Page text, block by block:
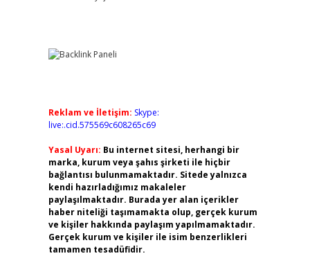
Reklam ve İletişim: Skype:
live:.cid.575569c608265c69
Yasal Uyarı: Bu internet sitesi, herhangi bir
marka, kurum veya şahıs şirketi ile hiçbir
bağlantısı bulunmamaktadır. Sitede yalnızca
kendi hazırladığımız makaleler
paylaşılmaktadır. Burada yer alan içerikler
haber niteliği taşımamakta olup, gerçek kurum
ve kişiler hakkında paylaşım yapılmamaktadır.
Gerçek kurum ve kişiler ile isim benzerlikleri
tamamen tesadüfidir.